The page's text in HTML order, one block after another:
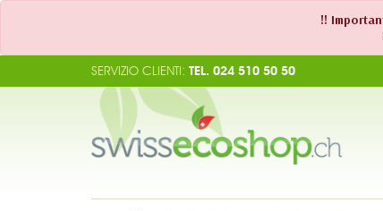
!!
SERVIZIO CLIENTI: TEL. 024 510 50 50